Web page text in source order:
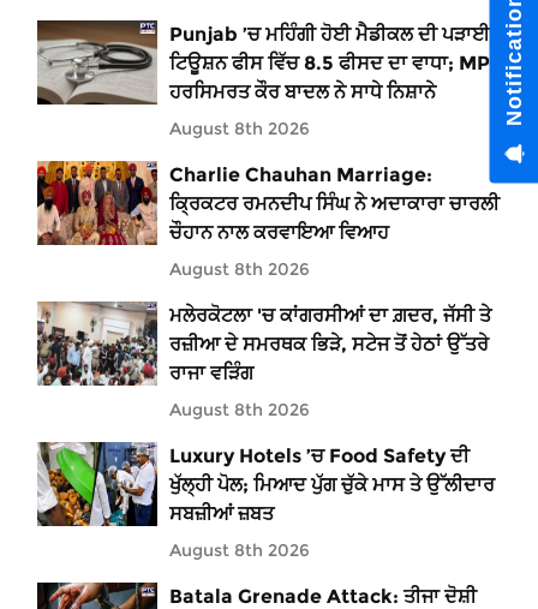
Punjab ’ਚ ਮਹਿੰਗੀ ਹੋਈ ਮੈਡੀਕਲ ਦੀ ਪੜਾਈ !
ਟਿਊਸ਼ਨ ਫੀਸ ਵਿੱਚ 8.5 ਫੀਸਦ ਦਾ ਵਾਧਾ; MP
ਹਰਸਿਮਰਤ ਕੌਰ ਬਾਦਲ ਨੇ ਸਾਧੇ ਨਿਸ਼ਾਨੇ
August 8th 2026
Charlie Chauhan Marriage:
ਕ੍ਰਿਕਟਰ ਰਮਨਦੀਪ ਸਿੰਘ ਨੇ ਅਦਾਕਾਰਾ ਚਾਰਲੀ
ਚੌਹਾਨ ਨਾਲ ਕਰਵਾਇਆ ਵਿਆਹ
August 8th 2026
ਮਲੇਰਕੋਟਲਾ 'ਚ ਕਾਂਗਰਸੀਆਂ ਦਾ ਗ਼ਦਰ, ਜੱਸੀ ਤੇ
ਰਜ਼ੀਆ ਦੇ ਸਮਰਥਕ ਭਿੜੇ, ਸਟੇਜ ਤੋਂ ਹੇਠਾਂ ਉੱਤਰੇ
ਰਾਜਾ ਵੜਿੰਗ
August 8th 2026
Luxury Hotels ’ਚ Food Safety ਦੀ
ਖੁੱਲ੍ਹੀ ਪੋਲ; ਮਿਆਦ ਪੁੱਗ ਚੁੱਕੇ ਮਾਸ ਤੇ ਉੱਲੀਦਾਰ
ਸਬਜ਼ੀਆਂ ਜ਼ਬਤ
August 8th 2026
Batala Grenade Attack: ਤੀਜਾ ਦੋਸ਼ੀ